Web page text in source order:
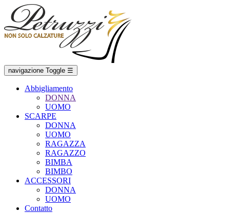
navigazione Toggle ☰
Abbigliamento
DONNA
UOMO
SCARPE
DONNA
UOMO
RAGAZZA
RAGAZZO
BIMBA
BIMBO
ACCESSORI
DONNA
UOMO
Contatto